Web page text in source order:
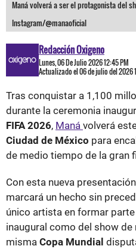
Maná volverá a ser el protagonista del
Instagram/@manaoficial
Redacción Oxigeno
Lunes, 06 De Julio 2026 12:45 PM
Actualizado el 06 de julio del 2026
Tras conquistar a 1,100
durante la ceremonia
FIFA 2026, Maná volverá
Ciudad de México para
de medio tiempo de la gran
Con esta nueva
marcará un hecho sin
único artista en formar
inaugural como del show
misma Copa Mundial